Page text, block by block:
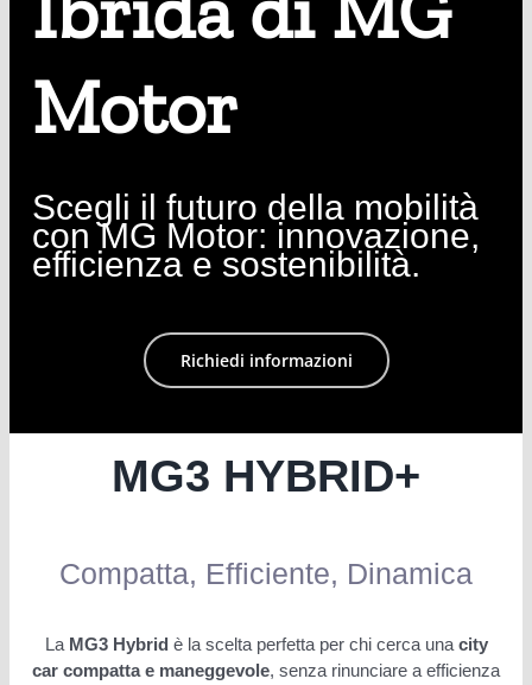
Motor
Scegli il futuro della mobilità
con MG Motor: innovazione,
efficienza e sostenibilità.
Richiedi informazioni
MG3 HYBRID+
Compatta, Efficiente, Dinamica
La MG3 Hybrid è la scelta perfetta per chi cerca una city
car compatta e maneggevole, senza rinunciare a efficienza